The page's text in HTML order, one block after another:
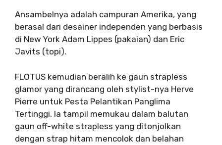
Ansambelnya adalah campuran Amerika, yang
berasal dari desainer independen yang berbasis
di New York Adam Lippes (pakaian) dan Eric
Javits (topi).
FLOTUS kemudian beralih ke gaun strapless
glamor yang dirancang oleh stylist-nya Herve
Pierre untuk Pesta Pelantikan Panglima
Tertinggi. Ia tampil memukau dalam balutan
gaun off-white strapless yang ditonjolkan
dengan strap hitam mencolok dan belahan